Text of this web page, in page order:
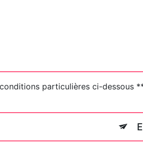
particulières ci-dessous